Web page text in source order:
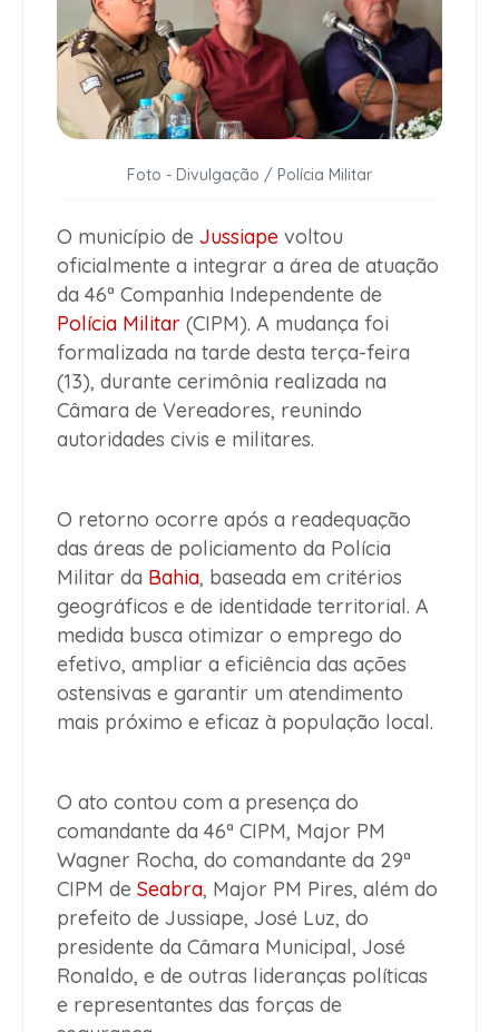
Foto - Divulgação / Polícia Militar
O município de Jussiape voltou
oficialmente a integrar a área de atuação
da 46ª Companhia Independente de
Polícia Militar (CIPM). A mudança foi
formalizada na tarde desta terça-feira
(13), durante cerimônia realizada na
Câmara de Vereadores, reunindo
autoridades civis e militares.
O retorno ocorre após a readequação
das áreas de policiamento da Polícia
Militar da Bahia, baseada em critérios
geográficos e de identidade territorial. A
medida busca otimizar o emprego do
efetivo, ampliar a eficiência das ações
ostensivas e garantir um atendimento
mais próximo e eficaz à população local.
O ato contou com a presença do
comandante da 46ª CIPM, Major PM
Wagner Rocha, do comandante da 29ª
CIPM de Seabra, Major PM Pires, além do
prefeito de Jussiape, José Luz, do
presidente da Câmara Municipal, José
Ronaldo, e de outras lideranças políticas
e representantes das forças de